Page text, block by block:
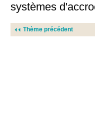
systèmes
Thème précédent